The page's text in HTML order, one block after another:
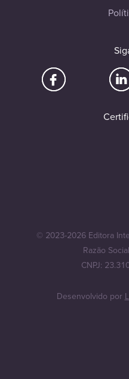
© 2023-2026 Editora
Razão
CNPJ:
Desenvolvido por